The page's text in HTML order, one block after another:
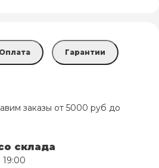
Оплата Гарантии
заказы от 5000 руб до
склада